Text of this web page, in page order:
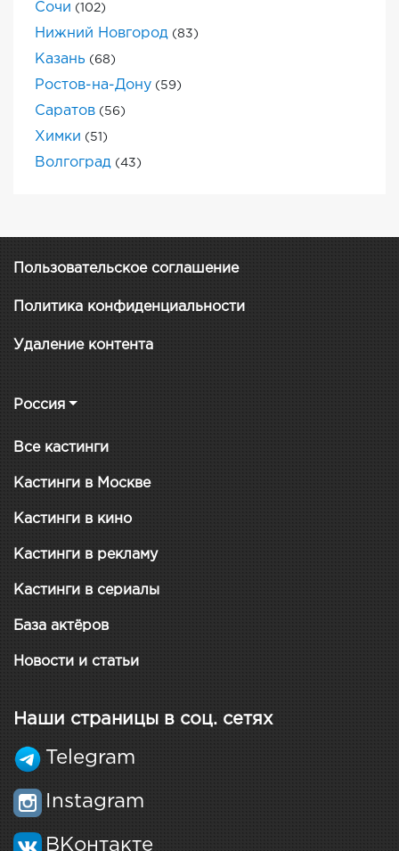
Сочи (102)
Нижний Новгород (83)
Казань (68)
Ростов-на-Дону (59)
Саратов (56)
Химки (51)
Волгоград (43)
Пользовательское соглашение
Политика конфиденциальности
Удаление контента
Россия
Все кастинги
Кастинги в Москве
Кастинги в кино
Кастинги в рекламу
Кастинги в сериалы
База актёров
Новости и статьи
Наши страницы в соц. сетях
Telegram
Instagram
ВКонтакте